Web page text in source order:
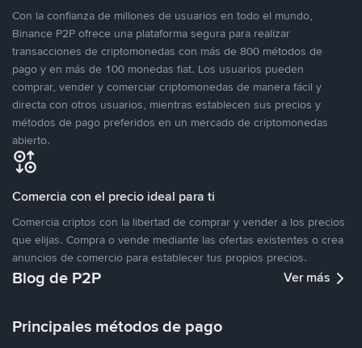
Con la confianza de millones de usuarios en todo el mundo,
Binance P2P ofrece una plataforma segura para realizar
transacciones de criptomonedas con más de 800 métodos de
pago y en más de 100 monedas fiat. Los usuarios pueden
comprar, vender y comerciar criptomonedas de manera fácil y
directa con otros usuarios, mientras establecen sus precios y
métodos de pago preferidos en un mercado de criptomonedas
abierto.
Comercia con el precio ideal para ti
Comercia criptos con la libertad de comprar y vender a los precios
que elijas. Compra o vende mediante las ofertas existentes o crea
anuncios de comercio para establecer tus propios precios.
Blog de P2P Ver más
Principales métodos de pago